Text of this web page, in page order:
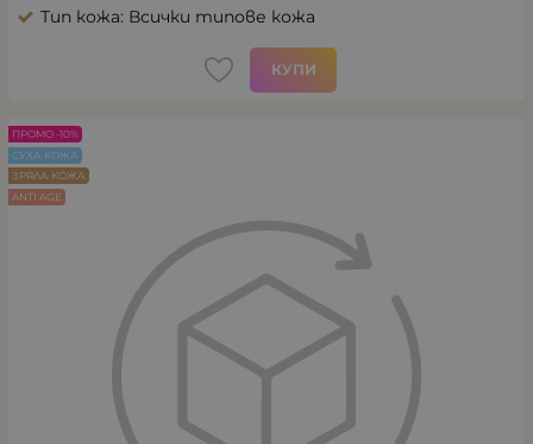
Тип кожа: Всички типове кожа
КУПИ
ПРОМО -10%
СУХА КОЖА
ЗРЯЛА КОЖА
ANTI AGE